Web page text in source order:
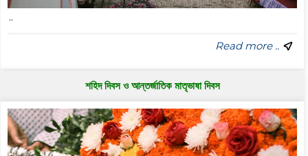
..
Read more ..
শহিদ দিবস ও আন্তর্জাতিক মাতৃভাষা দিবস